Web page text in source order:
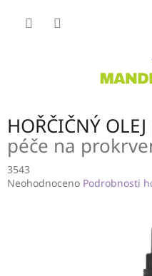
HOŘČIČNÝ OLEJ
péče na
3543
Průměrné
Neohodnoceno Podrobnosti